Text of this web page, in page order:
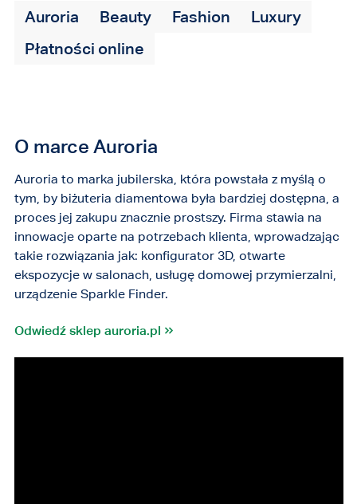
Auroria Beauty Fashion
Luxury
Płatności online
O marce Auroria
Auroria to marka jubilerska, która powstała z myślą o
tym, by biżuteria diamentowa była bardziej dostępna, a
proces jej zakupu znacznie prostszy. Firma stawia na
innowacje oparte na potrzebach klienta, wprowadzając
takie rozwiązania jak: konfigurator 3D, otwarte
ekspozycje w salonach, usługę domowej przymierzalni,
urządzenie Sparkle Finder.
Odwiedź sklep auroria.pl